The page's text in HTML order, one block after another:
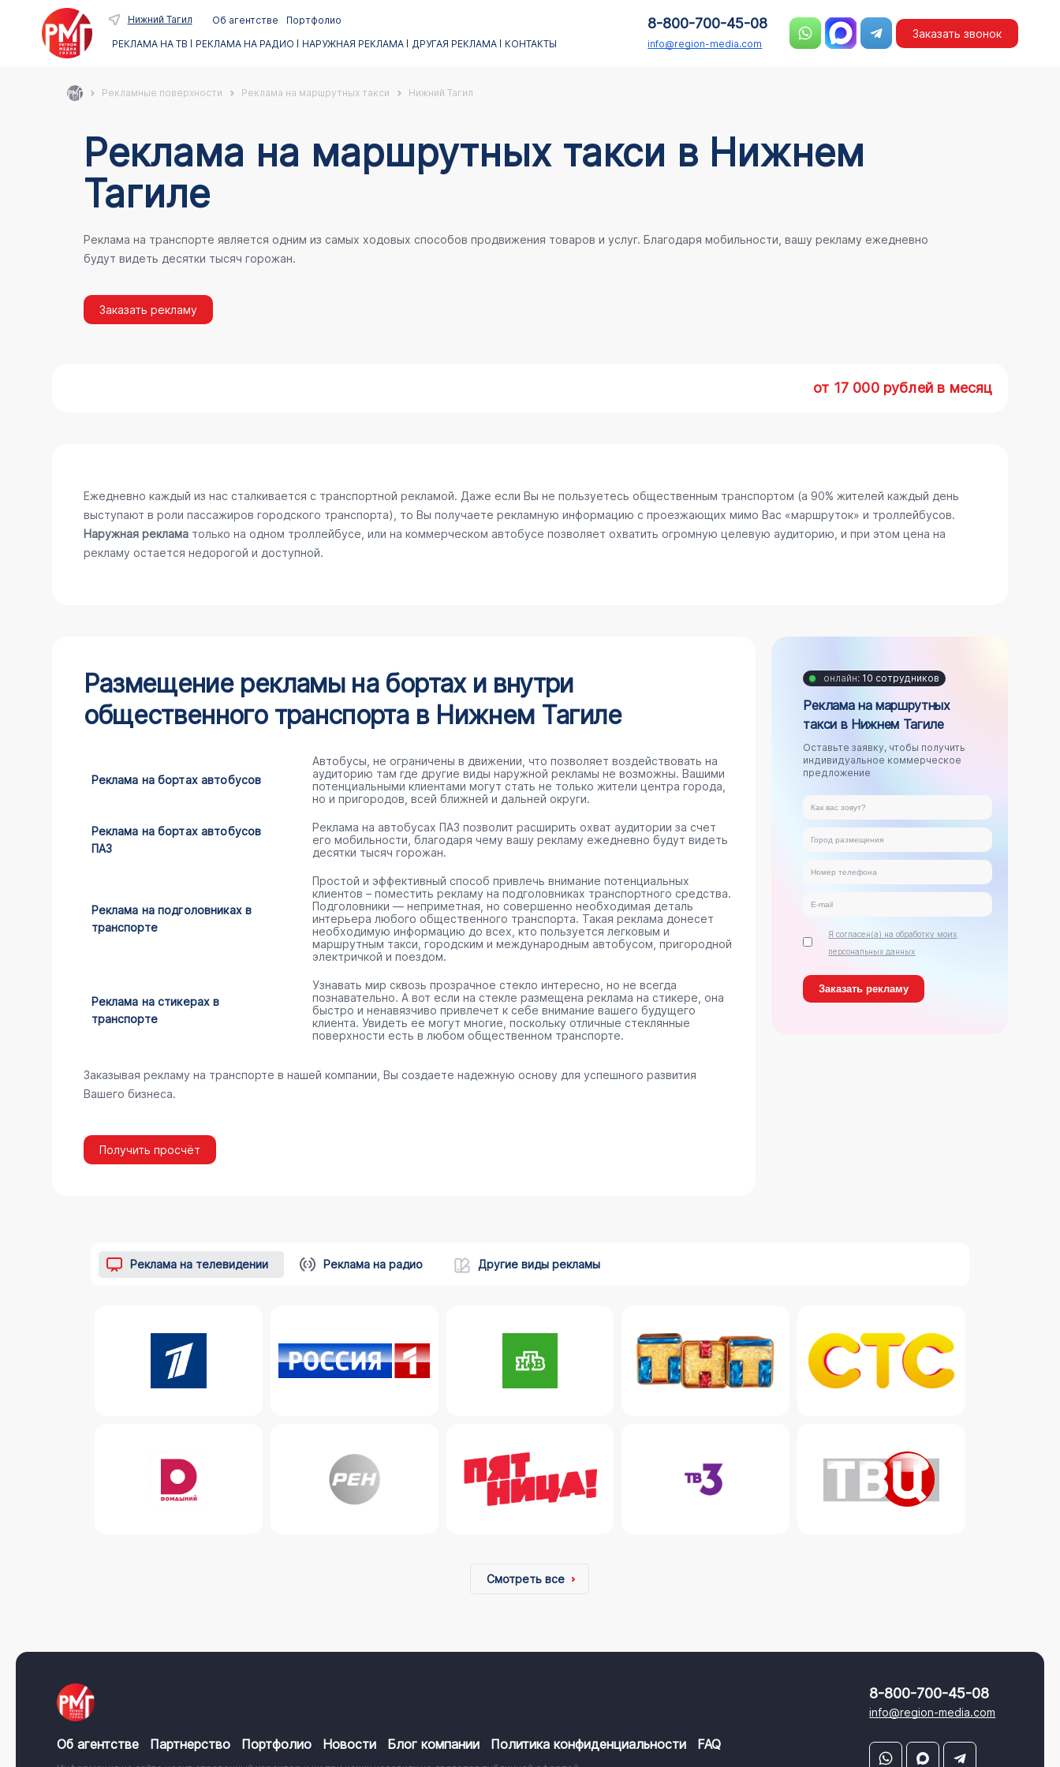
Нижний Тагил Об агентстве
Портфолио
РЕКЛАМА НА ТВ
РЕКЛАМА НА РАДИО НАРУЖНАЯ РЕКЛАМА ДРУГАЯ РЕКЛАМА КОНТАКТЫ
8-800-700-45-08
info@region-media.com
Заказать звонок
Рекламные поверхности Реклама на маршрутных такси Нижний Тагил
Реклама на маршрутных такси в Нижнем
Тагиле
Реклама на транспорте является одним из самых ходовых способов продвижения товаров и услуг. Благодаря мобильности, вашу рекламу ежедневно
будут видеть десятки тысяч горожан.
Заказать рекламу
от 17 000 рублей в месяц
Ежедневно каждый из нас сталкивается с транспортной рекламой. Даже если Вы не пользуетесь общественным транспортом (а 90% жителей каждый день
выступают в роли пассажиров городского транспорта), то Вы получаете рекламную информацию с проезжающих мимо Вас «маршруток» и троллейбусов.
Наружная реклама только на одном троллейбусе, или на коммерческом автобусе позволяет охватить огромную целевую аудиторию, и при этом цена на
рекламу остается недорогой и доступной.
Размещение рекламы на бортах и внутри
общественного транспорта в Нижнем Тагиле
Реклама на бортах автобусов
Автобусы, не ограничены в движении, что позволяет воздействовать на
аудиторию там где другие виды наружной рекламы не возможны. Вашими
потенциальными клиентами могут стать не только жители центра города,
но и пригородов, всей ближней и дальней округи.
Реклама на бортах автобусов
ПАЗ
Реклама на автобусах ПАЗ позволит расширить охват аудитории за счет
его мобильности, благодаря чему вашу рекламу ежедневно будут видеть
десятки тысяч горожан.
Реклама на подголовниках в
транспорте
Простой и эффективный способ привлечь внимание потенциальных
клиентов – поместить рекламу на подголовниках транспортного средства.
Подголовники — неприметная, но совершенно необходимая деталь
интерьера любого общественного транспорта. Такая реклама донесет
необходимую информацию до всех, кто пользуется легковым и
маршрутным такси, городским и международным автобусом, пригородной
электричкой и поездом.
Реклама на стикерах в
транспорте
Узнавать мир сквозь прозрачное стекло интересно, но не всегда
познавательно. А вот если на стекле размещена реклама на стикере, она
быстро и ненавязчиво привлечет к себе внимание вашего будущего
клиента. Увидеть ее могут многие, поскольку отличные стеклянные
поверхности есть в любом общественном транспорте.
Заказывая рекламу на транспорте в нашей компании, Вы создаете надежную основу для успешного развития
Вашего бизнеса.
Получить просчёт
онлайн: 10 сотрудников
Реклама на маршрутных
такси в Нижнем Тагиле
Оставьте заявку, чтобы получить
индивидуальное коммерческое
предложение
Я согласен(а) на обработку моих
персональных данных
Реклама на телевидении Реклама на радио Другие виды рекламы
Смотреть все
8-800-700-45-08
info@region-media.com
Об агентстве Партнерство Портфолио Новости Блог компании Политика конфиденциальности FAQ